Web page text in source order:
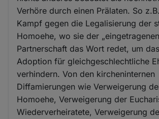
Verhöre durch einen Prälaten. So
Kampf gegen die Legalisierung der
Homoehe, wo sie der „eingetragenen
Partnerschaft das Wort redet, um
Adoption für gleichgeschlechtliche
verhindern. Von den kircheninternen
Diffamierungen wie Verweigerung
Homoehe, Verweigerung der
Wiederverheiratete, Verweigerung